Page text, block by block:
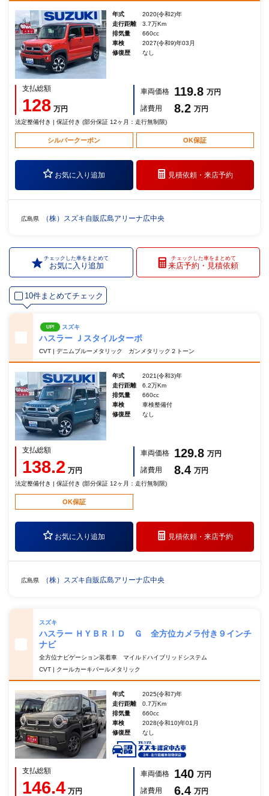
年式
2020(令和2)年
走行距離
3.7万Km
排気量
660cc
車検
2027(令和9)年03月
修復歴
なし
支払総額
128 万円
車両価格 119.8 万円
諸費用
8.2 万円
法定整備付き | 保証付き (部分保証 12ヶ月：走行無制限)
シルバークーポン OK保証
お気に入り追加 見積依頼・来店予約
広島県 （株）スズキ自販広島アリーナ広中央
チェックした車をまとめて
お気に入り追加
チェックした車をまとめて
来店予約・見積依頼
10件まとめてチェック
UP! スズキ
ハスラー Ｊスタイルターボ
CVT | デニムブルーメタリック ガンメタリック２トーン
年式
2021(令和3)年
走行距離
6.2万Km
排気量
660cc
車検
車検整備付
修復歴
なし
支払総額
138.2 万円
車両価格 129.8 万円
諸費用
8.4 万円
法定整備付き | 保証付き (部分保証 12ヶ月：走行無制限)
OK保証
お気に入り追加 見積依頼・来店予約
広島県 （株）スズキ自販広島アリーナ広中央
スズキ
ハスラー ＨＹＢＲＩＤ Ｇ 全方位カメラ付き９インチ
ナビ
全方位ナビゲーション装着車 マイルドハイブリッドシステム
CVT | クールカーキパールメタリック
年式
2025(令和7)年
走行距離
0.7万Km
排気量
660cc
車検
2028(令和10)年01月
修復歴
なし
支払総額
146.4 万円
車両価格 140 万円
諸費用
6.4 万円